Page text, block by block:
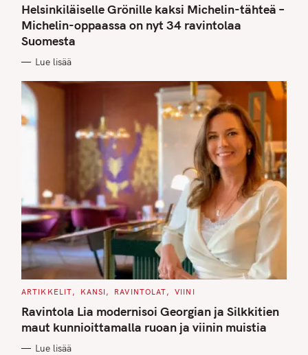
T
E
G
O
R
I
S
Helsinkiläiselle Grönille kaksi Michelin-tähteä –
Michelin-oppaassa on nyt 34 ravintolaa
Suomesta
Lue lisää
C
T
E
G
O
I
ARTIKKELIT KANSI RAVINTOLAT VIINI
Ravintola Lia modernisoi Georgian ja Silkkitien
maut kunnioittamalla ruoan ja viinin muistia
Lue lisää